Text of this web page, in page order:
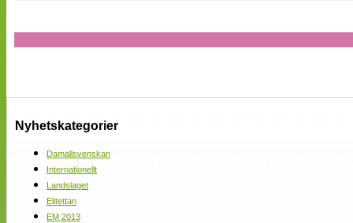
Nyhetskategorier
Damallsvenskan
Internationellt
Landslaget
Elitettan
EM 2013